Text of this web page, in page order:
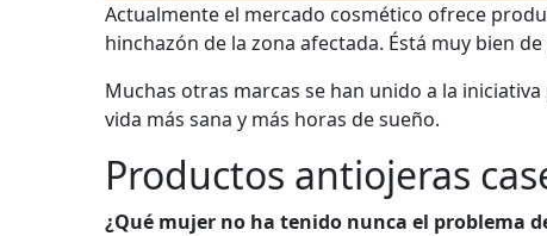
Actualmente el mercado cosmético ofrece
hinchazón de la zona afectada. Éstá muy bien
Muchas otras marcas se han unido a la
vida más sana y más horas de sueño.
Productos antiojeras
¿Qué mujer no ha tenido nunca el problema